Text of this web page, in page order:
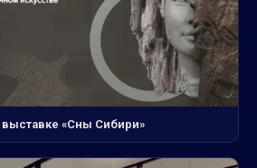
выставке «Сны Сибири»